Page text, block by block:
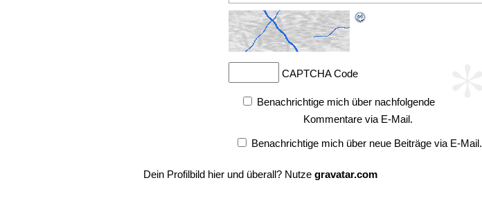
CAPTCHA Code
Benachrichtige mich über nachfolgende
Kommentare via E-Mail.
Benachrichtige mich über neue Beiträge via E-Mail.
Dein Profilbild hier und überall? Nutze gravatar.com